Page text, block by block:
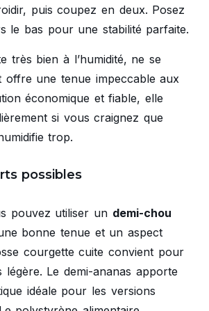
puis coupez en deux. Posez
le bas pour une stabilité parfaite.
très bien à l’humidité, ne se
offre une tenue impeccable aux
économique et fiable, elle
si vous craignez que
trop.
possibles
pouvez utiliser un demi-chou
bonne tenue et un aspect
courgette cuite convient pour
légère. Le demi-ananas apporte
idéale pour les versions